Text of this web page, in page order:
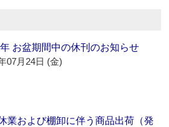
お盆期間中の休刊のお知らせ
07月24日 (金)
業および棚卸に伴う商品出荷（発